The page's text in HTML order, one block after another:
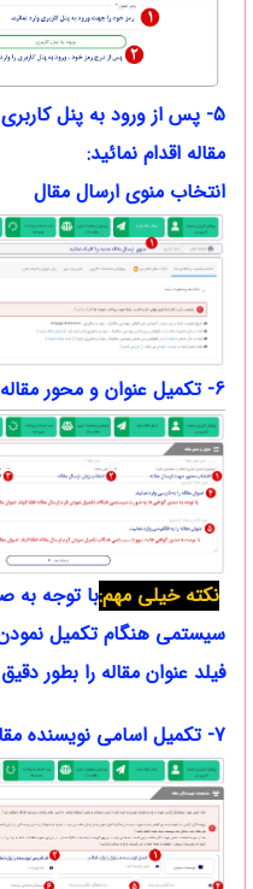
5- پس از ورود به پنل
مقاله اقدام نمائید:
انتخاب منوی ارسال مقال
6- تکمیل عنوان و محور مقاله:
نکته خیلی مهم:با توجه به
سیستمی هنگام تکمیل
فیلد عنوان مقاله را بطور
7- تکمیل اسامی نویسنده مقاله: